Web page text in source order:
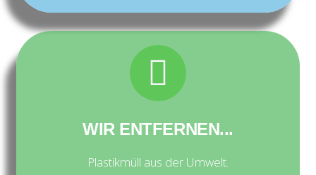
WIR ENTFERNEN...
Plastikmüll aus der Umwelt.